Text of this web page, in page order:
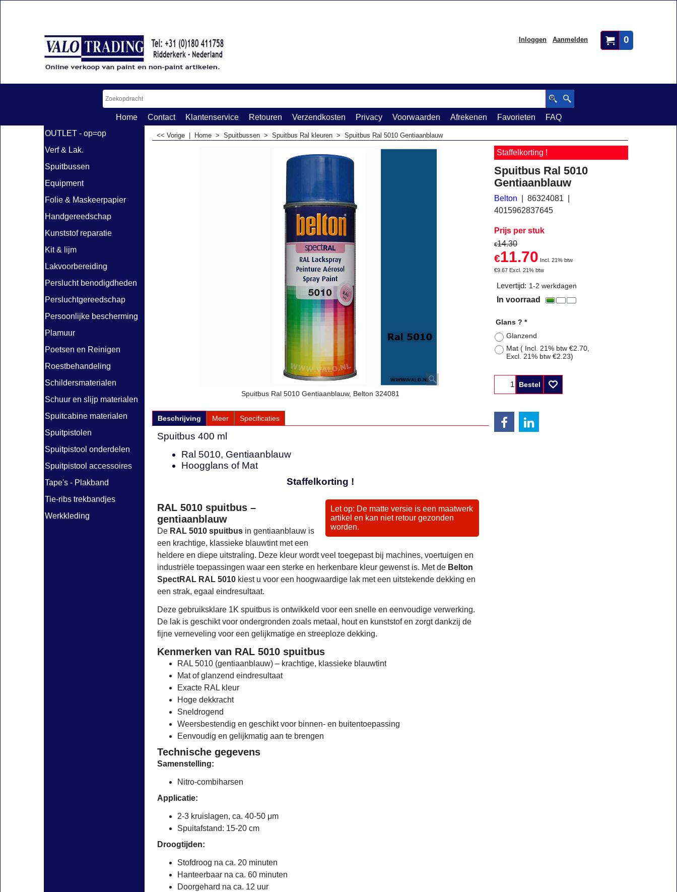
0
Inloggen Aanmelden
Home Contact Klantenservice Retouren Verzendkosten Privacy Voorwaarden Afrekenen Favorieten
FAQ
OUTLET - op=op
Verf & Lak.
Spuitbussen
Equipment
Folie & Maskeerpapier
Handgereedschap
Kunststof reparatie
Kit & lijm
Lakvoorbereiding
Perslucht benodigdheden
Persluchtgereedschap
Persoonlijke bescherming
Plamuur
Poetsen en Reinigen
Roestbehandeling
Schildersmaterialen
Schuur en slijp materialen
Spuitcabine materialen
Spuitpistolen
Spuitpistool onderdelen
Spuitpistool accessoires
Tape's - Plakband
Tie-ribs trekbandjes
Werkkleding
<< Vorige Home > Spuitbussen > Spuitbus Ral kleuren > Spuitbus Ral 5010 Gentiaanblauw
Spuitbus Ral 5010 Gentiaanblauw, Belton 324081
Staffelkorting !
Spuitbus Ral 5010
Gentiaanblauw
Belton
86324081
4015962837645
Prijs per stuk
€14.30
€11.70 Incl. 21% btw
€9.67 Excl. 21% btw
Levertijd: 1-2 werkdagen
In voorraad
Glans ? *
Glanzend
Mat ( Incl. 21% btw €2.70,
Excl. 21% btw €2.23)
Bestel
Beschrijving Meer Specificaties
Spuitbus 400 ml
Ral 5010, Gentiaanblauw
Hoogglans of Mat
Staffelkorting !
Let op: De matte versie is een maatwerk
artikel en kan niet retour gezonden
worden.
RAL 5010 spuitbus –
gentiaanblauw
De RAL 5010 spuitbus in gentiaanblauw is
een krachtige, klassieke blauwtint met een
heldere en diepe uitstraling. Deze kleur wordt veel toegepast bij machines, voertuigen en
industriële toepassingen waar een sterke en herkenbare kleur gewenst is. Met de Belton
SpectRAL RAL 5010 kiest u voor een hoogwaardige lak met een uitstekende dekking en
een strak, egaal eindresultaat.
Deze gebruiksklare 1K spuitbus is ontwikkeld voor een snelle en eenvoudige verwerking.
De lak is geschikt voor ondergronden zoals metaal, hout en kunststof en zorgt dankzij de
fijne verneveling voor een gelijkmatige en streeploze dekking.
Kenmerken van RAL 5010 spuitbus
RAL 5010 (gentiaanblauw) – krachtige, klassieke blauwtint
Mat of glanzend eindresultaat
Exacte RAL kleur
Hoge dekkracht
Sneldrogend
Weersbestendig en geschikt voor binnen- en buitentoepassing
Eenvoudig en gelijkmatig aan te brengen
Technische gegevens
Samenstelling:
Nitro-combiharsen
Applicatie:
2-3 kruislagen, ca. 40-50 μm
Spuitafstand: 15-20 cm
Droogtijden:
Stofdroog na ca. 20 minuten
Hanteerbaar na ca. 60 minuten
Doorgehard na ca. 12 uur